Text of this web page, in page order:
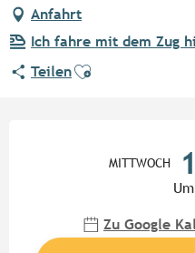
Anfahrt
Ich fahre mit dem Zug
TeilenAjouter aux favoris
MITTWOCH
Zu Google